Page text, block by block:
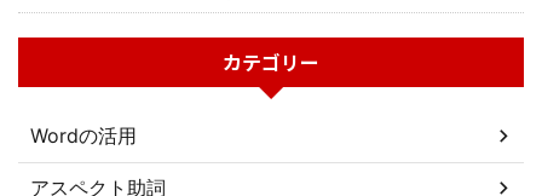
カテゴリー
Wordの活用
アスペクト助詞